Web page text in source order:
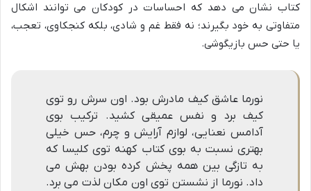
کتاب نشان می دهد که احساسات در کودکان می توانند اشکال
متفاوتی به خود بگیرند؛ نه فقط غم و شادی، بلکه کنجکاوی، تعجب،
یا حتی حس بازیگوشی.
نورما عاشق کیف مادرش بود. اون سرش رو توی
کیف برد و نفس عمیقی کشید. ترکیب بوی
آدامس نعنایی، لوازم آرایش و چرم، حس خیلی
بهتری نسبت به بوی کتاب کهنه توی کلیسا که
به تازگی بین همه پخش کرده بودن بهش می
داد. نورما از نشستن توی اون مکان لذت می برد.